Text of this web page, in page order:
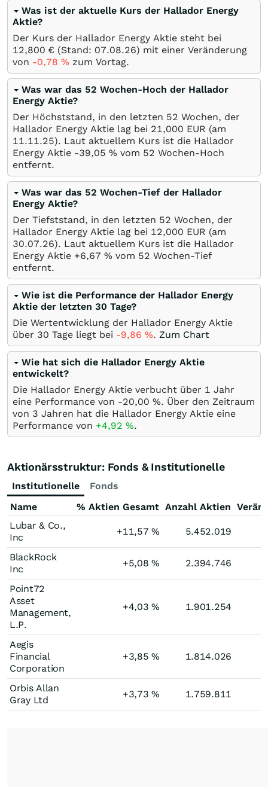
Was ist der aktuelle Kurs der Hallador Energy
Aktie?
Der Kurs der Hallador Energy Aktie steht bei
12,800 € (Stand: 07.08.26) mit einer Veränderung
von -0,78 % zum Vortag.
Was war das 52 Wochen-Hoch der Hallador
Energy Aktie?
Der Höchststand, in den letzten 52 Wochen, der
Hallador Energy Aktie lag bei 21,000 EUR (am
11.11.25). Laut aktuellem Kurs ist die Hallador
Energy Aktie -39,05 % vom 52 Wochen-Hoch
entfernt.
Was war das 52 Wochen-Tief der Hallador
Energy Aktie?
Der Tiefststand, in den letzten 52 Wochen, der
Hallador Energy Aktie lag bei 12,000 EUR (am
30.07.26). Laut aktuellem Kurs ist die Hallador
Energy Aktie +6,67 % vom 52 Wochen-Tief
entfernt.
Wie ist die Performance der Hallador Energy
Aktie der letzten 30 Tage?
Die Wertentwicklung der Hallador Energy Aktie
über 30 Tage liegt bei -9,86 %. Zum Chart
Wie hat sich die Hallador Energy Aktie
entwickelt?
Die Hallador Energy Aktie verbucht über 1 Jahr
eine Performance von -20,00 %. Über den Zeitraum
von 3 Jahren hat die Hallador Energy Aktie eine
Performance von +4,92 %.
Aktionärsstruktur: Fonds & Institutionelle
Institutionelle
Fonds
Name
% Aktien Gesamt Anzahl Aktien
Lubar & Co.,
Inc
+11,57% 5.452.019
BlackRock
Inc
+5,08% 2.394.746
Point72
Asset
Management,
L.P.
+4,03% 1.901.254
Aegis
Financial
Corporation
+3,85% 1.814.026
Orbis Allan
Gray Ltd
+3,73% 1.759.811